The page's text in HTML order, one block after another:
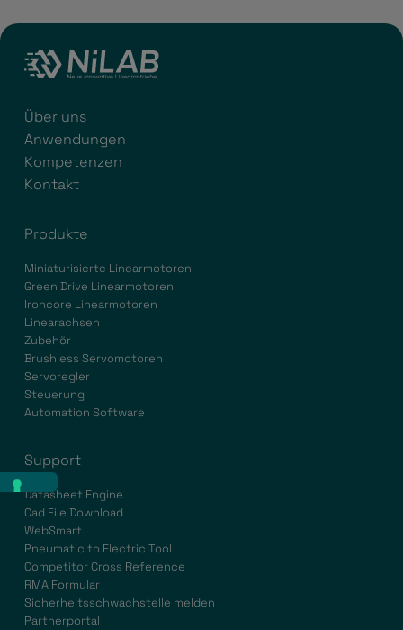
Über uns
Anwendungen
Kompetenzen
Kontakt
Produkte
Miniaturisierte Linearmotoren
Green Drive Linearmotoren
Ironcore Linearmotoren
Linearachsen
Zubehör
Brushless Servomotoren
Servoregler
Steuerung
Automation Software
Support
Datasheet Engine
Cad File Download
WebSmart
Pneumatic to Electric Tool
Competitor Cross Reference
RMA Formular
Sicherheitsschwachstelle melden
Partnerportal